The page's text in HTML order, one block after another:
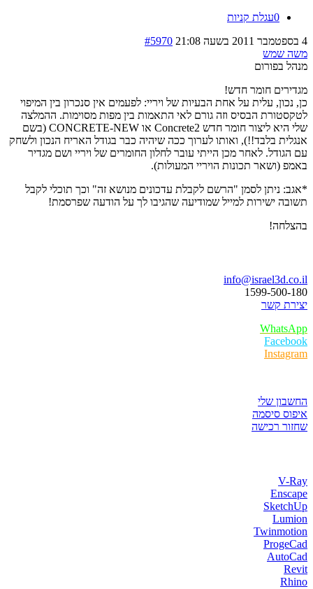
0עגלת קניות
4 בספטמבר 2011 בשעה 21:08
#5970
משה שמש
מנהל בפורום
מגדירים חומר חדש!
כן, נכון, עלית על אחת הבעיות של ויריי: לפעמים אין סנכרון בין המיפוי
לטקסטורת הבסיס וזה גורם לאי התאמות בין מפות מסוימות. ההמלצה
שלי היא ליצור חומר חדש Concrete2 או CONCRETE-NEW (בשם
אנגלית בלבד!!), ואותו לערוך ככה שיהיה כבר בגודל האריח הנכון ולשחק
עם הגודל. לאחר מכן הייתי עובר לחלון החומרים של ויריי ושם מגדיר
באמפ (ושאר תכונות הויריי המעולות).
*אגב: ניתן לסמן "הרשם לקבלת עדכונים מנושא זה" וכך תוכלי לקבל
תשובה ישירות למייל שמודיעה שהגיבו לך על הודעה שפרסמת!
בהצלחה!
info@israel3d.co.il
1599-500-180
יצירת קשר
WhatsApp
Facebook
Instagram
החשבון שלי
איפוס סיסמה
שחזור רכישה
V-Ray
Enscape
SketchUp
Lumion
Twinmotion
ProgeCad
AutoCad
Revit
Rhino